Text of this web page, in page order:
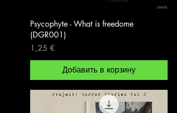
Psycophyte - What is freedome
(DGR001)
Цена
1,25 €
Добавить в корзину